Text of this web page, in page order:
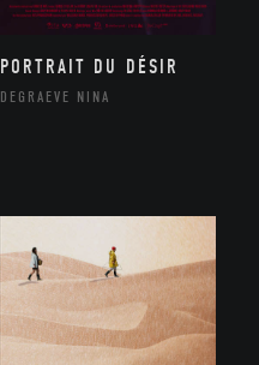
PORTRAIT DU DÉSIR
DEGRAEVE NINA